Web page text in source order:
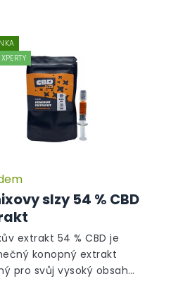
slzy 54 % CBD
extrakt 54 % CBD je
konopný extrakt
pro svůj vysoký obsah